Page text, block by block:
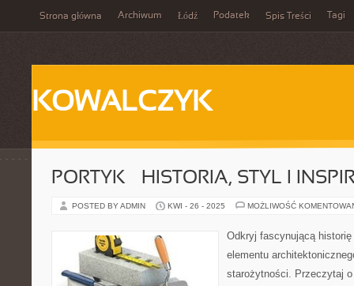
Strona główna Archiwum Łódź Podatek Spis Treści Tagi
KOWALCZYK
PORTYK – HISTORIA, STYL I
POSTED BY ADMIN KWI - 26 - 2025 MOŻLIWOŚĆ
Odkryj fascynującą
elementu
starożytności. Przeczytaj